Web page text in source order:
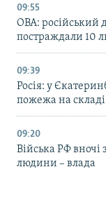
09:55
ОВА: російський
постраждали 10
09:39
Росія: у
пожежа на
09:20
Війська РФ вночі
людини – влада